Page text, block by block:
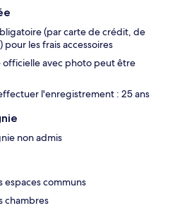
(par carte de crédit, de
les frais accessoires
avec photo peut être
l'enregistrement : 25 ans
non admis
espaces communs
chambres